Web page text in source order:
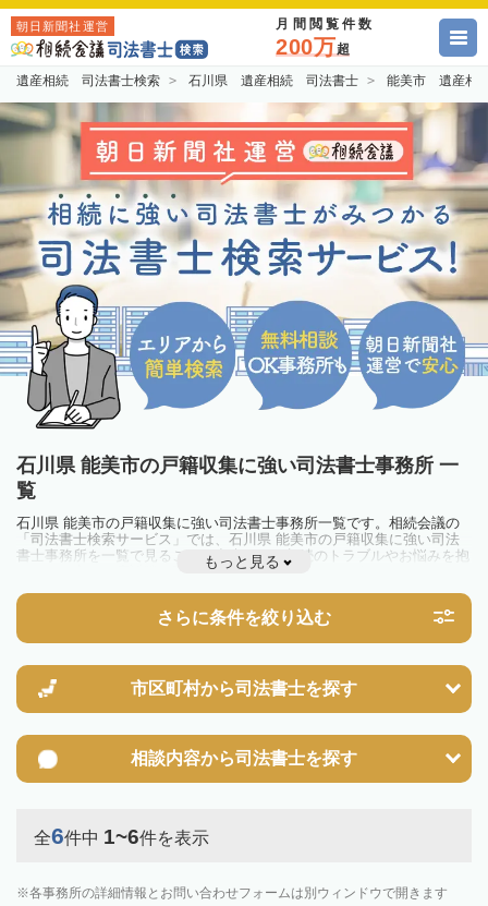
朝日新聞社運営 月間閲覧件数
200万超
遺産相続 司法書士検索 石川県 遺産相続 司法書士 能美市 遺産相
石川県 能美市の戸籍収集に強い司法書士事務所 一
覧
石川県 能美市の戸籍収集に強い司法書士事務所一覧です。相続会議の
「司法書士検索サービス」では、石川県 能美市の戸籍収集に強い司法
書士事務所を一覧で見ることが出来ます。相続のトラブルやお悩みを抱
えている方は一度近隣の司法書士に相談してみましょう。
もっと見る
さらに条件を絞り込む
市区町村から司法書士を探す
相談内容から司法書士を探す
全6件中 1~6件を表示
各事務所の詳細情報とお問い合わせフォームは別ウィンドウで開きます